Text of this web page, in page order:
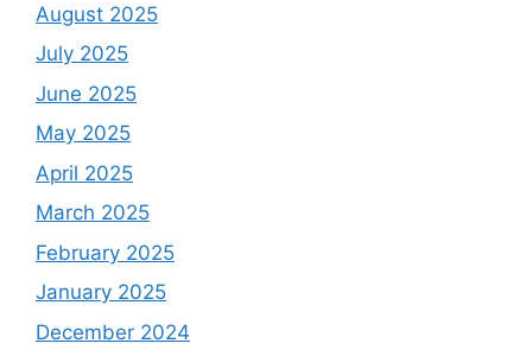
August 2025
July 2025
June 2025
May 2025
April 2025
March 2025
February 2025
January 2025
December 2024